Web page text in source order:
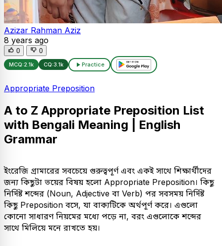
Azizar Rahman Aziz
8 years ago
0 0
MCQ:2.1k CQ:3.1k Practice
Appropriate Preposition
​A to Z Appropriate Preposition List
with Bengali Meaning | English
Grammar
​ইংরেজি গ্রামারের সবচেয়ে গুরুত্বপূর্ণ এবং একই সাথে শিক্ষার্থীদের
জন্য কিছুটা ভয়ের বিষয় হলো Appropriate Preposition। কিছু
নির্দিষ্ট শব্দের (Noun, Adjective বা Verb) পর সবসময় নির্দিষ্ট
কিছু Preposition বসে, যা বাক্যটিকে অর্থপূর্ণ করে। এগুলো
কোনো সাধারণ নিয়মের মধ্যে পড়ে না, বরং এগুলোকে শব্দের
সাথে মিলিয়ে মনে রাখতে হয়।